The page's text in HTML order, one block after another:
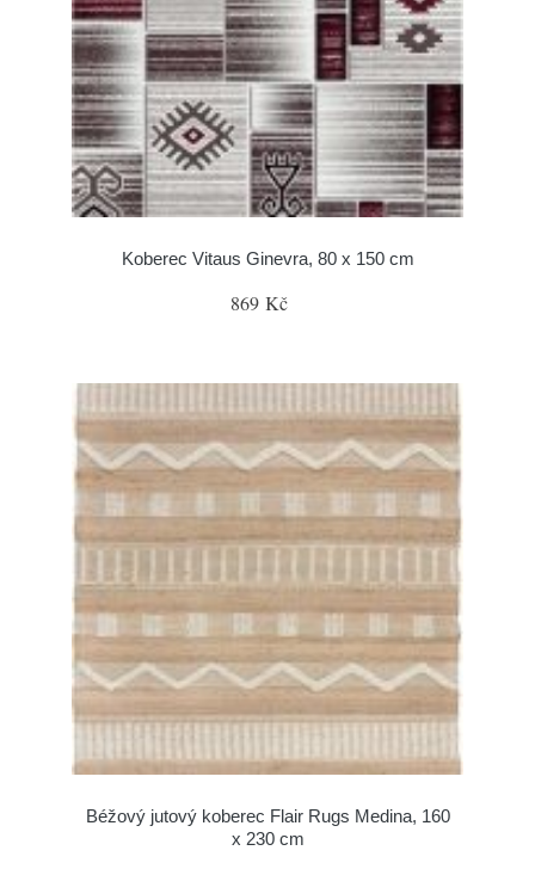
Koberec Vitaus Ginevra, 80 x 150 cm
869 Kč
Béžový jutový koberec Flair Rugs Medina, 160
x 230 cm